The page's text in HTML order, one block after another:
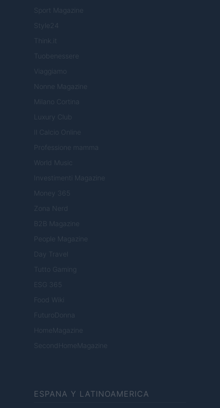
Sport Magazine
Style24
Think.it
Tuobenessere
Viaggiamo
Nonne Magazine
Milano Cortina
Luxury Club
Il Calcio Online
Professione mamma
World Music
Investimenti Magazine
Money 365
Zona Nerd
B2B Magazine
People Magazine
Day Travel
Tutto Gaming
ESG 365
Food Wiki
FuturoDonna
HomeMagazine
SecondHomeMagazine
ESPANA Y LATINOAMERICA